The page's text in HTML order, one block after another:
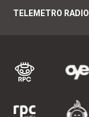
TELEMETRO RADIO